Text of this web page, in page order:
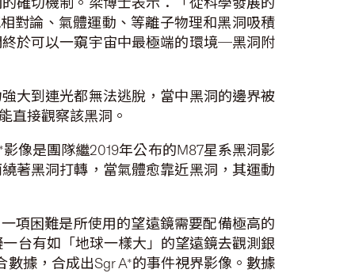
對論、氣體運動、等離子物理和黑洞吸積
於可以一窺宇宙中最極端的環境─黑洞附
大到連光都無法逃脫，當中黑洞的邊界被
直接觀察該黑洞。
像是團隊繼2019年公布的M87星系黑洞影
著黑洞打轉，當氣體愈靠近黑洞，其運動
項困難是所使用的望遠鏡需要配備極高的
台有如「地球一樣大」的望遠鏡去觀測銀
據，合成出Sgr A*的事件視界影像。數據